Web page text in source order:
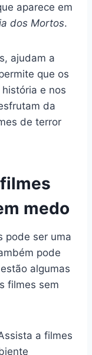
aparece em
dos Mortos.
ajudam a
que os
e nos
da
de terror
medo
pode ser uma
pode
algumas
filmes sem
a filmes